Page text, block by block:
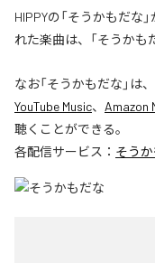
HIPPYの「そうかもだな
れた楽曲は、「そうかも
なお「そうかもだな 」は、
YouTube Music、 Amazon
聴くことができる。
各配信サービス： そう